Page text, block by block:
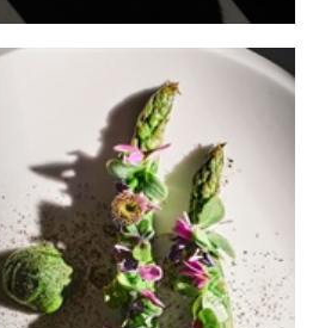
afsluiting van het diner? Ontdek de
met...